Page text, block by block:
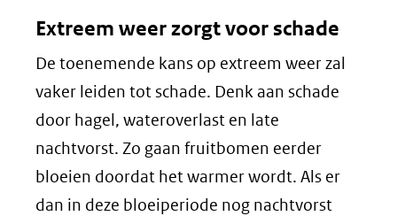
Extreem weer zorgt voor schade
De toenemende kans op extreem weer zal
vaker leiden tot schade. Denk aan schade
door hagel, wateroverlast en late
nachtvorst. Zo gaan fruitbomen eerder
bloeien doordat het warmer wordt. Als er
dan in deze bloeiperiode nog nachtvorst